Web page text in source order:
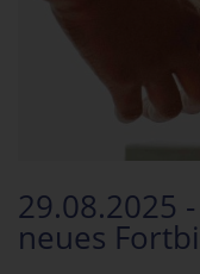
29.08.2025
neues